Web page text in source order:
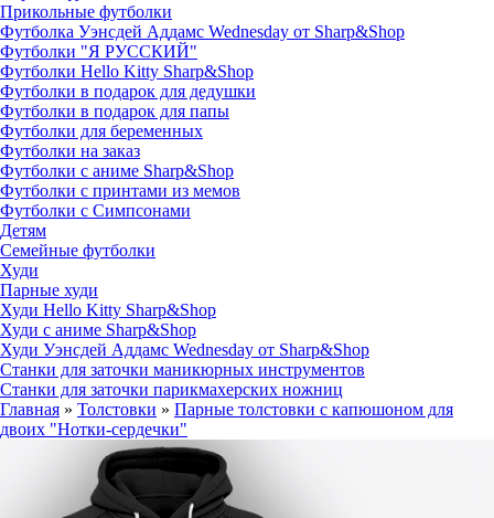
Прикольные футболки
Футболка Уэнсдей Аддамс Wednesday от Sharp&Shop
Футболки "Я РУССКИЙ"
Футболки Hello Kitty Sharp&Shop
Футболки в подарок для дедушки
Футболки в подарок для папы
Футболки для беременных
Футболки на заказ
Футболки с аниме Sharp&Shop
Футболки с принтами из мемов
Футболки с Симпсонами
Детям
Семейные футболки
Худи
Парные худи
Худи Hello Kitty Sharp&Shop
Худи с аниме Sharp&Shop
Худи Уэнсдей Аддамс Wednesday от Sharp&Shop
Станки для заточки маникюрных инструментов
Станки для заточки парикмахерских ножниц
Главная » Толстовки » Парные толстовки с капюшоном для
двоих "Нотки-сердечки"